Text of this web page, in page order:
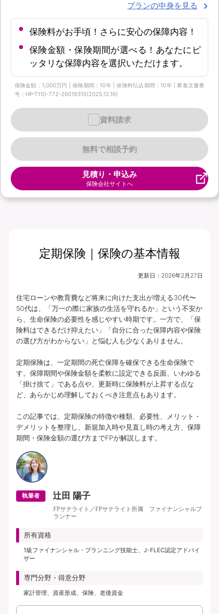
プランの中身を見る
保険料がお手頃！さらに安心の保障内容！
保険金額・保険期間が選べる！あなたにピ
ッタリな保障内容を選択いただけます。
保険金額：1,000万円 | 保険期間：10年 | 保険料払込期間：10年 | 募集文書番
号：HP-T110-772-26019315(2025.12.16)
無料で相談予約
資料請求
見積り・申込み
保険会社サイトへ
定期保険｜保険の基本情報
更新日： 2026年2月27日
住宅ローンや教育費など将来に向けた支出が増える30代〜
50代は、「万一の際に家族の生活を守れるか」という不安か
ら、生命保険の必要性を感じやすい時期です。一方で、「保
険料はできるだけ抑えたい」「自分に合った保障内容や保険
の選び方がわからない」と悩む人も少なくありません。
定期保険は、一定期間の死亡保障を確保できる生命保険で
す。保障期間や保険金額を柔軟に設定できる反面、いわゆる
「掛け捨て」である点や、更新時に保険料が上昇する点な
ど、あらかじめ理解しておくべき注意点もあります。
この記事では、定期保険の特徴や種類、必要性、メリット・
デメリットを整理し、新規加入時や見直し時の考え方、保障
期間・保険金額の選び方までFPが解説します。
執筆者 辻田 陽子
FPサテライト／FPサテライト所属 ファイナンシャルプ
ランナー
所有資格
1級ファイナンシャル・プランニング技能士、J-FLEC認定アドバイ
ザー
専門分野・得意分野
家計管理、資産形成、保険、老後資金